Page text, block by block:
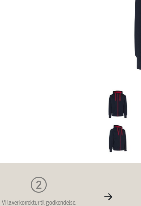
Vi laver korrektur til godkendelse,